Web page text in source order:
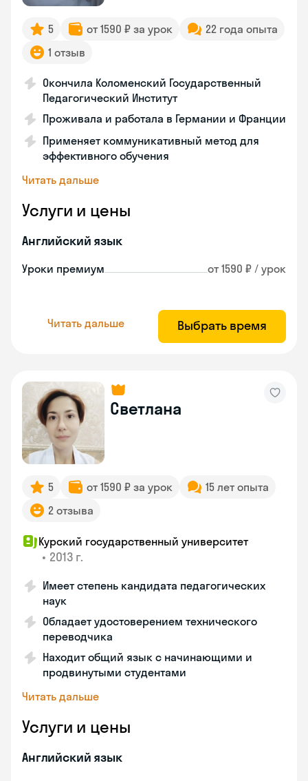
5 от 1590 ₽ за урок
22 года опыта
1 отзыв
Окончила Коломенский Государственный
Педагогический Институт
Проживала и работала в Германии и Франции
Применяет коммуникативный метод для
эффективного обучения
Читать дальше
Услуги и цены
Английский язык
Уроки премиум от 1590 ₽ / урок
Читать дальше Выбрать время
Светлана
5 от 1590 ₽ за урок
15 лет опыта
2 отзыва
Курский государственный университет
• 2013 г.
Имеет степень кандидата педагогических
наук
Обладает удостоверением технического
переводчика
Находит общий язык с начинающими и
продвинутыми студентами
Читать дальше
Услуги и цены
Английский язык